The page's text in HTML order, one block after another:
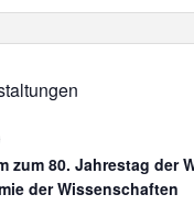
zum 80. Jahrestag der
der Wissenschaften